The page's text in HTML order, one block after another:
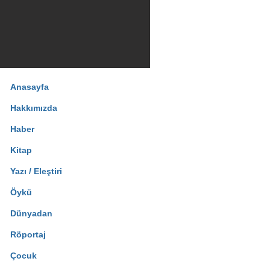
Anasayfa
Hakkımızda
Haber
Kitap
Yazı / Eleştiri
Öykü
Dünyadan
Röportaj
Çocuk